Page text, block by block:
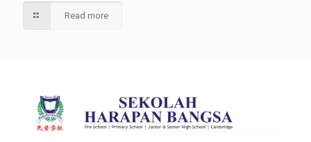
Read more